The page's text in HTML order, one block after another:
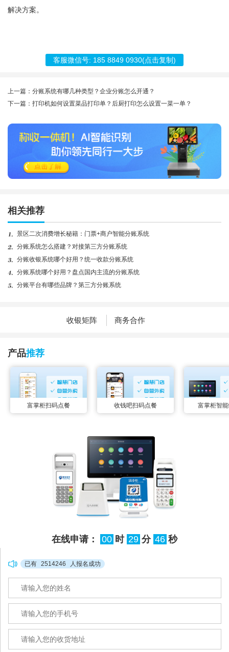
解决方案。
客服微信号: 185 8849 0930(点击复制)
上一篇：分账系统有哪几种类型？企业分账怎么开通？
下一篇：打印机如何设置菜品打印单？后厨打印怎么设置一菜一单？
相关推荐
景区二次消费增长秘籍：门票+商户智能分账系统
分账系统怎么搭建？对接第三方分账系统
分账收银系统哪个好用？统一收款分账系统
分账系统哪个好用？盘点国内主流的分账系统
分账平台有哪些品牌？第三方分账系统
收银矩阵 商务合作
产品推荐
富掌柜扫码点餐 收钱吧扫码点餐 富掌柜智
在线申请： 00 时 29 分 46 秒
已有 2514246 人报名成功